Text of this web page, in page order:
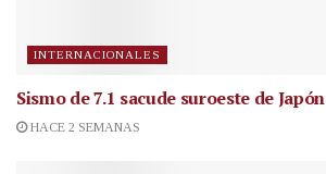
INTERNACIONALES
Sismo de 7.1 sacude suroeste de Japón
HACE 2 SEMANAS